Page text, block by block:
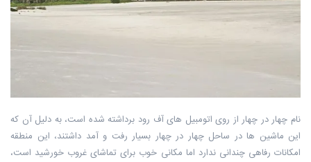
نام چهار در چهار از روی اتومبیل های آف رود برداشته شده است، به دلیل آن که
این ماشین ها در ساحل چهار در چهار بسیار رفت و آمد داشتند، این منطقه
امکانات رفاهی چندانی ندارد اما مکانی خوب برای تماشای غروب خورشید است،